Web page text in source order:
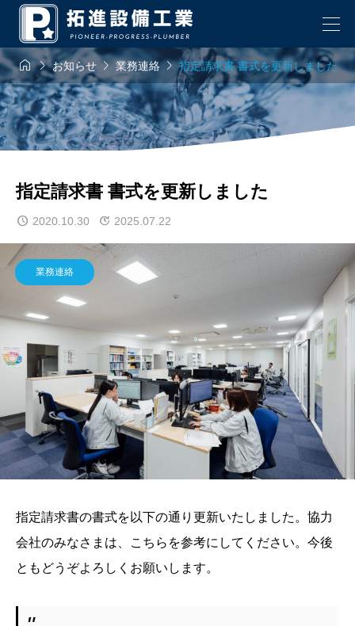
お知らせ 業務連絡指定請求書 書式を更新しました
指定請求書 書式を更新しました
2020.10.30 2025.07.22
業務連絡
指定請求書の書式を以下の通り更新いたしました。協力
会社のみなさまは、こちらを参考にしてください。今後
ともどうぞよろしくお願いします。